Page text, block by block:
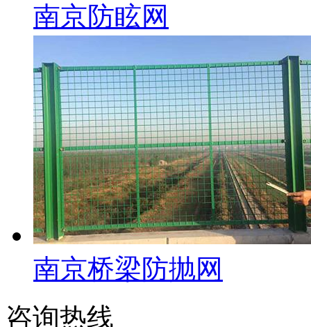
南京防眩网
南京桥梁防抛网
咨询热线